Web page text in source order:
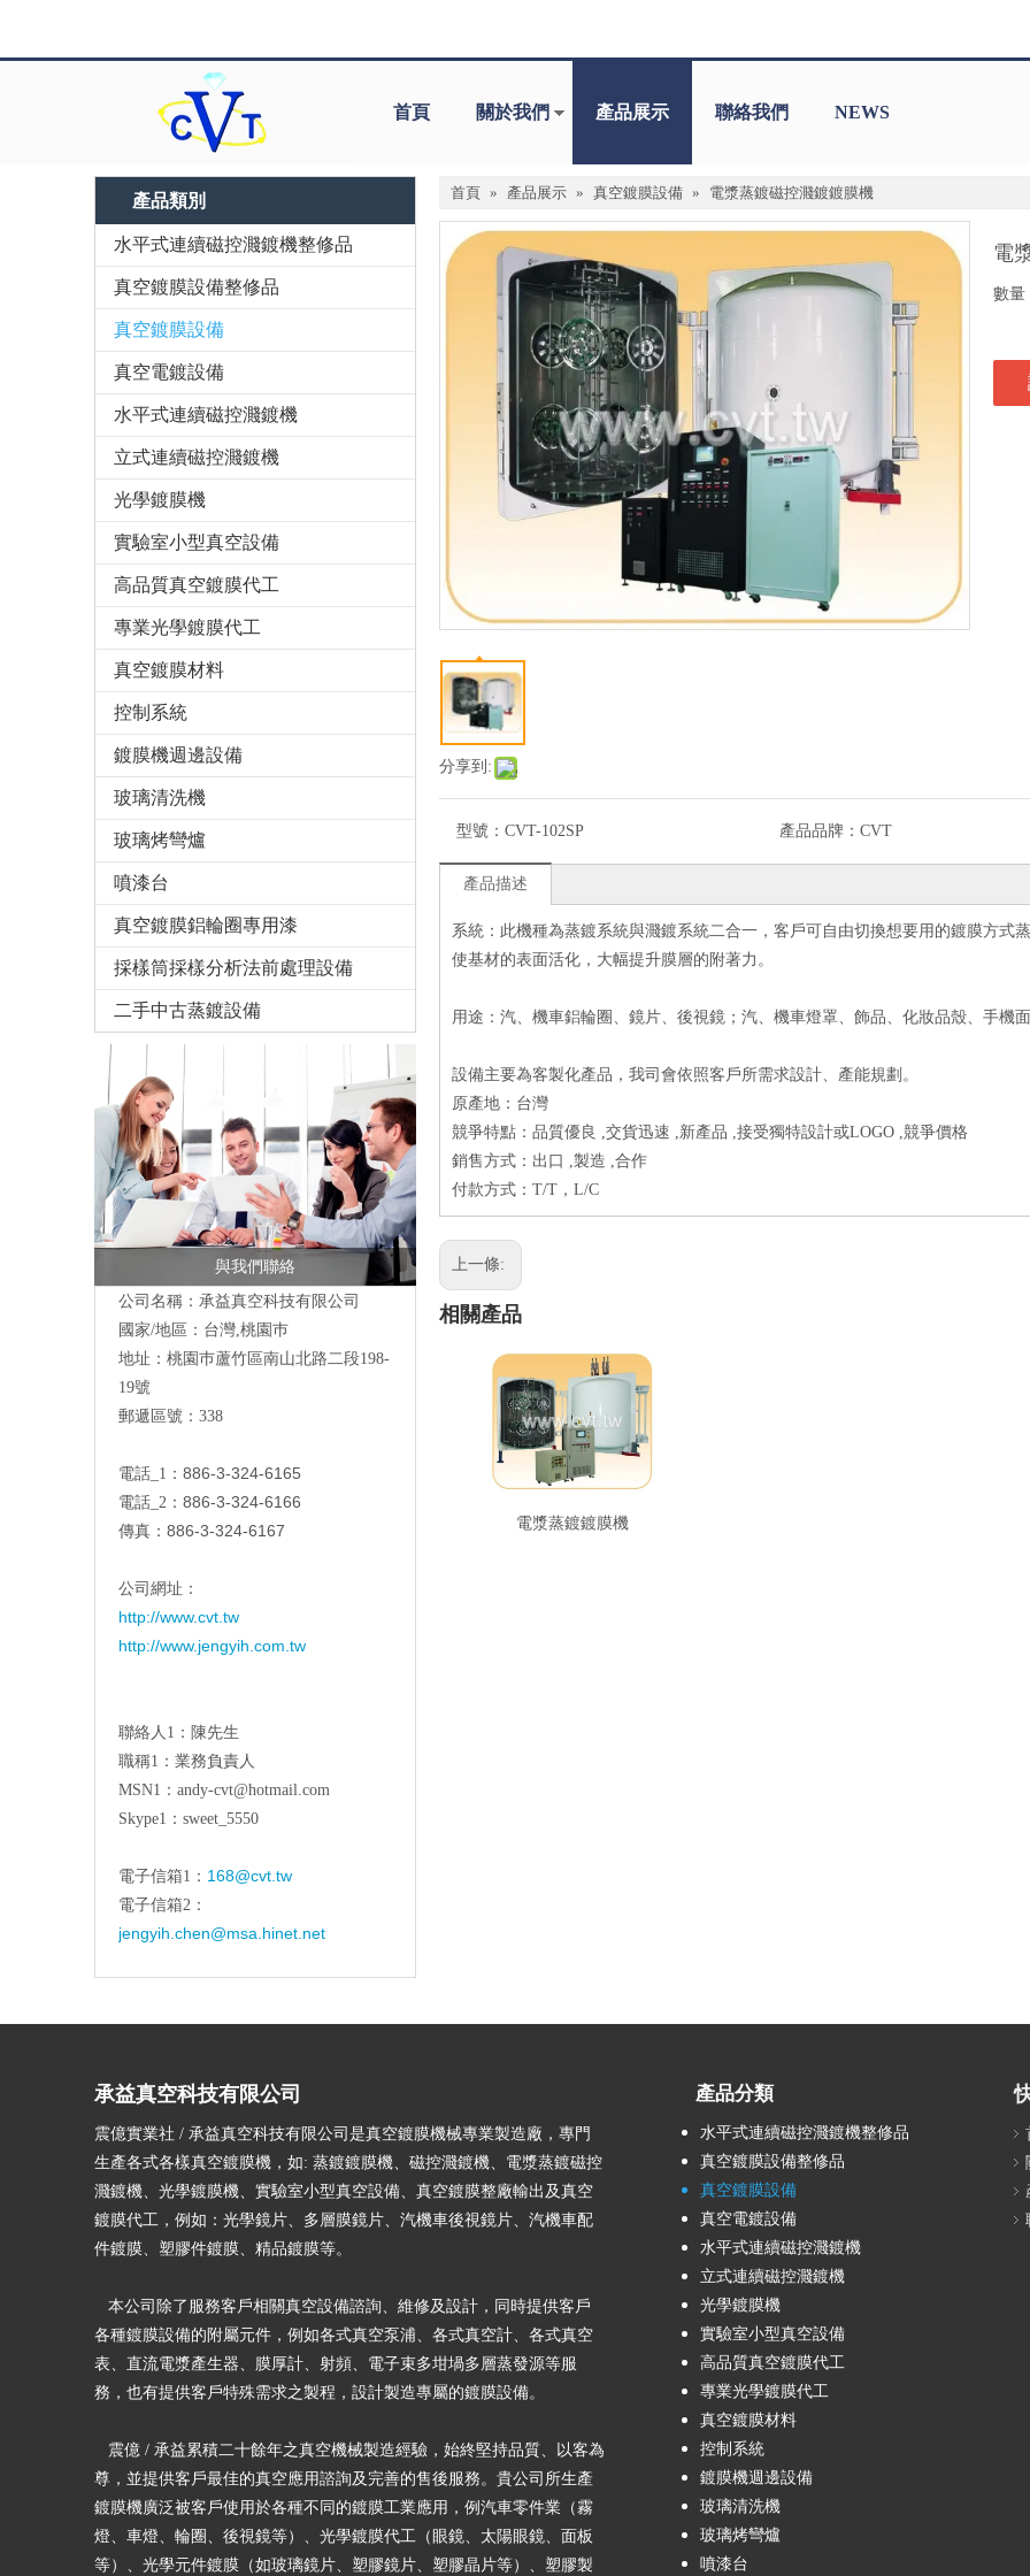
首頁 關於我們 產品展示 聯絡我們 NEWS
產品類別
水平式連續磁控濺鍍機整修品
真空鍍膜設備整修品
真空鍍膜設備
真空電鍍設備
水平式連續磁控濺鍍機
立式連續磁控濺鍍機
光學鍍膜機
實驗室小型真空設備
高品質真空鍍膜代工
專業光學鍍膜代工
真空鍍膜材料
控制系統
鍍膜機週邊設備
玻璃清洗機
玻璃烤彎爐
噴漆台
真空鍍膜鋁輪圈專用漆
採樣筒採樣分析法前處理設備
二手中古蒸鍍設備
與我們聯絡
公司名稱：承益真空科技有限公司
國家/地區：台灣,桃園巿
地址：桃園巿蘆竹區南山北路二段198-
19號
郵遞區號：338
電話_1： 886-3-324-6165
電話_2： 886-3-324-6166
傳真： 886-3-324-6167
公司網址：
http://www.cvt.tw
http://www.jengyih.com.tw
聯絡人1：陳先生
職稱1：業務負責人
MSN1：andy-cvt@hotmail.com
Skype1：sweet_5550
電子信箱1： 168@cvt.tw
電子信箱2：
jengyih.chen@msa.hinet.net
首頁 » 產品展示 » 真空鍍膜設備 » 電漿蒸鍍磁控濺鍍鍍膜機
分享到:
電
數量
型號： CVT-102SP 產品品牌： CVT
產品描述
系統：此機種為蒸鍍系統與濺鍍系統二合一，客戶可自由切換想要用的鍍膜方式
使基材的表面活化，大幅提升膜層的附著力。
用途：汽、機車鋁輪圈、鏡片、後視鏡；汽、機車燈罩、飾品、化妝品殼、手機
設備主要為客製化產品，我司會依照客戶所需求設計、產能規劃。
原產地：台灣
競爭特點：品質優良 ,交貨迅速 ,新產品 ,接受獨特設計或LOGO ,競爭價格
銷售方式：出口 ,製造 ,合作
付款方式：T/T，L/C
上一條:
相關產品
電漿蒸鍍鍍膜機
承益真空科技有限公司
震億實業社 / 承益真空科技有限公司是真空鍍膜機械專業製造廠，專門
生產各式各樣真空鍍膜機，如: 蒸鍍鍍膜機、磁控濺鍍機、電漿蒸鍍磁控
濺鍍機、光學鍍膜機、實驗室小型真空設備、真空鍍膜整廠輸出及真空
鍍膜代工，例如：光學鏡片、多層膜鏡片、汽機車後視鏡片、汽機車配
件鍍膜、塑膠件鍍膜、精品鍍膜等。
本公司除了服務客戶相關真空設備諮詢、維修及設計，同時提供客戶
各種鍍膜設備的附屬元件，例如各式真空泵浦、各式真空計、各式真空
表、直流電漿產生器、膜厚計、射頻、電子束多坩堝多層蒸發源等服
務，也有提供客戶特殊需求之製程，設計製造專屬的鍍膜設備。
震億 / 承益累積二十餘年之真空機械製造經驗，始終堅持品質、以客為
尊，並提供客戶最佳的真空應用諮詢及完善的售後服務。貴公司所生產
鍍膜機廣泛被客戶使用於各種不同的鍍膜工業應用，例汽車零件業（霧
燈、車燈、輪圈、後視鏡等）、光學鍍膜代工（眼鏡、太陽眼鏡、面板
等）、光學元件鍍膜（如玻璃鏡片、塑膠鏡片、塑膠晶片等）、塑膠製
產品分類
水平式連續磁控濺鍍機整修品
真空鍍膜設備整修品
真空鍍膜設備
真空電鍍設備
水平式連續磁控濺鍍機
立式連續磁控濺鍍機
光學鍍膜機
實驗室小型真空設備
高品質真空鍍膜代工
專業光學鍍膜代工
真空鍍膜材料
控制系統
鍍膜機週邊設備
玻璃清洗機
玻璃烤彎爐
噴漆台